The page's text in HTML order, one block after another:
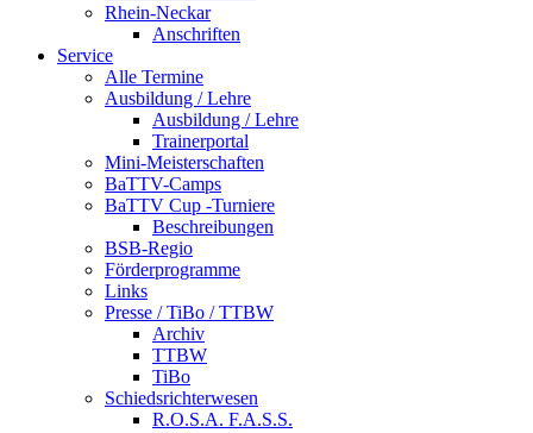
Rhein-Neckar
Anschriften
Service
Alle Termine
Ausbildung / Lehre
Ausbildung / Lehre
Trainerportal
Mini-Meisterschaften
BaTTV-Camps
BaTTV Cup -Turniere
Beschreibungen
BSB-Regio
Förderprogramme
Links
Presse / TiBo / TTBW
Archiv
TTBW
TiBo
Schiedsrichterwesen
R.O.S.A. F.A.S.S.